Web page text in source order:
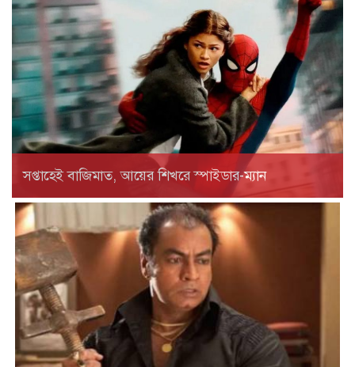
সপ্তাহেই বাজিমাত, আয়ের শিখরে স্পাইডার-ম্যান